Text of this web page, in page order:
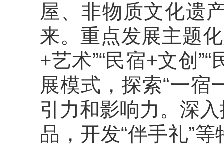
屋、非物质文化遗
来。重点发展主题
+艺术”“民宿+文创
展模式，探索“一宿
引力和影响力。深
品，开发“伴手礼”